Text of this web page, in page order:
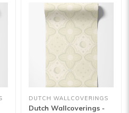
DUTCH WALLCOVERINGS
Dutch Wallcoverings -